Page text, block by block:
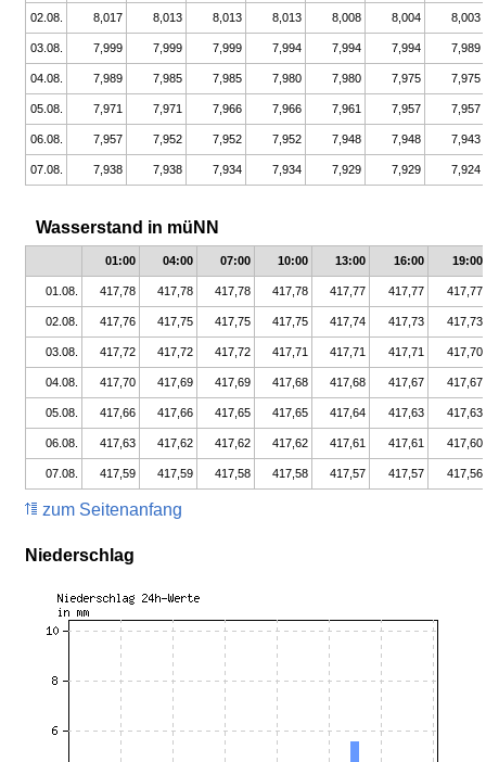
02.08. 8,017 8,013 8,013 8,013 8,008 8,004 8,003
03.08. 7,999 7,999 7,999 7,994 7,994 7,994 7,989
04.08. 7,989 7,985 7,985 7,980 7,980 7,975 7,975
05.08. 7,971 7,971 7,966 7,966 7,961 7,957 7,957
06.08. 7,957 7,952 7,952 7,952 7,948 7,948 7,943
07.08. 7,938 7,938 7,934 7,934 7,929 7,929 7,924
Wasserstand in müNN
01:00 04:00 07:00 10:00 13:00 16:00 19:00
01.08. 417,78 417,78 417,78 417,78 417,77 417,77 417,77
02.08. 417,76 417,75 417,75 417,75 417,74 417,73 417,73
03.08. 417,72 417,72 417,72 417,71 417,71 417,71 417,70
04.08. 417,70 417,69 417,69 417,68 417,68 417,67 417,67
05.08. 417,66 417,66 417,65 417,65 417,64 417,63 417,63
06.08. 417,63 417,62 417,62 417,62 417,61 417,61 417,60
07.08. 417,59 417,59 417,58 417,58 417,57 417,57 417,56
zum Seitenanfang
Niederschlag